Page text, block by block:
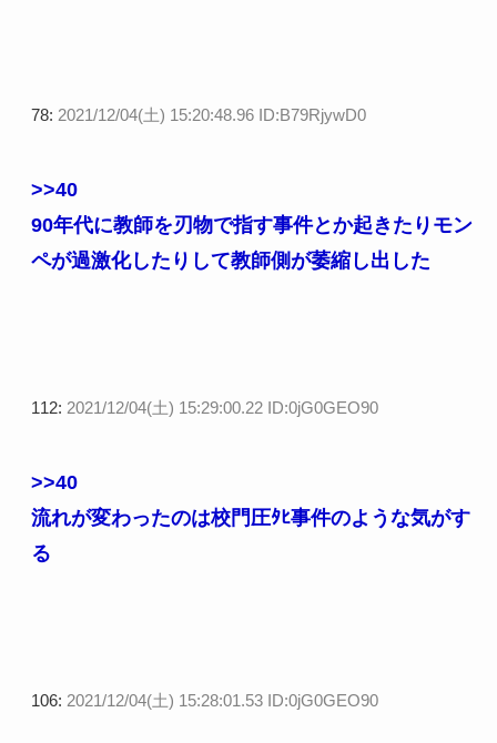
78: 2021/12/04(土) 15:20:48.96 ID:B79RjywD0
>>40
90年代に教師を刃物で指す事件とか起きたりモン
ペが過激化したりして教師側が萎縮し出した
112: 2021/12/04(土) 15:29:00.22 ID:0jG0GEO90
>>40
流れが変わったのは校門圧ﾀﾋ事件のような気がす
る
106: 2021/12/04(土) 15:28:01.53 ID:0jG0GEO90